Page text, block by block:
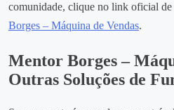
comunidade, clique no link oficial de
Borges – Máquina de Vendas.
Mentor Borges –
Outras Soluções de